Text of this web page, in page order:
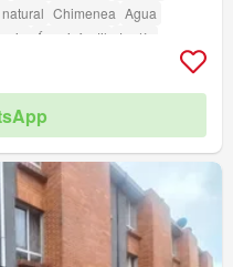
Chimenea Agua
Área infantil
Jardín